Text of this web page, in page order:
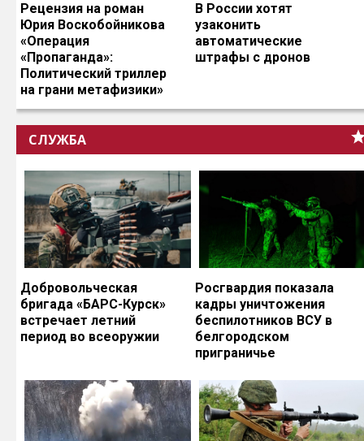
Рецензия на роман
Юрия Воскобойникова
«Операция
«Пропаганда»:
Политический триллер
на грани метафизики»
В России хотят
узаконить
автоматические
штрафы с дронов
СЛУЖБА
Добровольческая
бригада «БАРС-Курск»
встречает летний
период во всеоружии
Росгвардия показала
кадры уничтожения
беспилотников ВСУ в
белгородском
приграничье